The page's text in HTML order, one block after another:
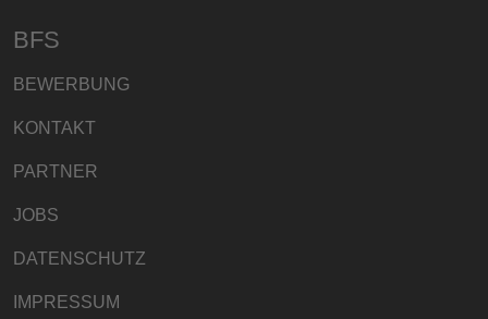
BFS
BEWERBUNG
KONTAKT
PARTNER
JOBS
DATENSCHUTZ
IMPRESSUM